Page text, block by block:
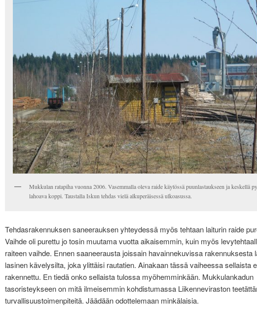
Mukkulan ratapiha vuonna 2006. Vasemmalla oleva raide käytössä puunlastaukseen ja keskellä
lahoava koppi. Taustalla Iskun tehdas vielä alkuperäisessä ulkoasussa.
Tehdasrakennuksen saneerauksen yhteydessä myös tehtaan laiturin raide
Vaihde oli purettu jo tosin muutama vuotta aikaisemmin, kuin myös
raiteen vaihde. Ennen saaneerausta joissain havainnekuvissa rakennuksesta
lasinen kävelysilta, joka ylittäisi rautatien. Ainakaan tässä vaiheessa sellaista
rakennettu. En tiedä onko sellaista tulossa myöhemminkään. Mukkulankadun
tasoristeykseen on mitä ilmeisemmin kohdistumassa Liikenneviraston
turvallisuustoimenpiteitä. Jäädään odottelemaan minkälaisia.